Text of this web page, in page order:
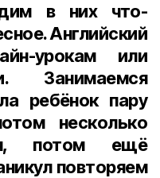
в них что-
Английский
урокам или
Занимаемся
ребёнок пару
несколько
потом ещё
повторяем